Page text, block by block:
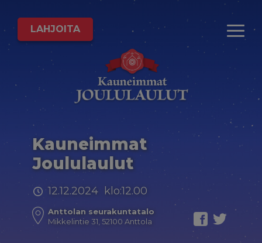
LAHJOITA
Kauneimmat
Joululaulut
12.12.2024 klo:12.00
Anttolan seurakuntatalo
Mikkelintie 31, 52100 Anttola